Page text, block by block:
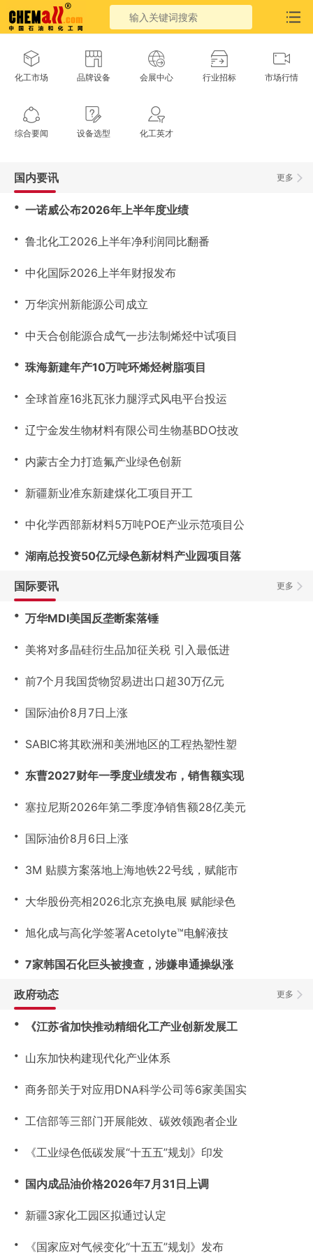
化工市场 品牌设备 会展中心 行业招标 市场行情
综合要闻 设备选型 化工英才
更多
国内要讯
・ 一诺威公布2026年上半年度业绩
・ 鲁北化工2026上半年净利润同比翻番
・ 中化国际2026上半年财报发布
・ 万华滨州新能源公司成立
・ 中天合创能源合成气一步法制烯烃中试项目
・ 珠海新建年产10万吨环烯烃树脂项目
・ 全球首座16兆瓦张力腿浮式风电平台投运
・ 辽宁金发生物材料有限公司生物基BDO技改
・ 内蒙古全力打造氟产业绿色创新
・ 新疆新业准东新建煤化工项目开工
・ 中化学西部新材料5万吨POE产业示范项目公
・ 湖南总投资50亿元绿色新材料产业园项目落
更多
国际要讯
・ 万华MDI美国反垄断案落锤
・ 美将对多晶硅衍生品加征关税 引入最低进
・ 前7个月我国货物贸易进出口超30万亿元
・ 国际油价8月7日上涨
・ SABIC将其欧洲和美洲地区的工程热塑性塑
・ 东曹2027财年一季度业绩发布，销售额实现
・ 塞拉尼斯2026年第二季度净销售额28亿美元
・ 国际油价8月6日上涨
・ 3M 贴膜方案落地上海地铁22号线，赋能市
・ 大华股份亮相2026北京充换电展 赋能绿色
・ 旭化成与高化学签署Acetolyte™电解液技
・ 7家韩国石化巨头被搜查，涉嫌串通操纵涨
更多
政府动态
・ 《江苏省加快推动精细化工产业创新发展工
・ 山东加快构建现代化产业体系
・ 商务部关于对应用DNA科学公司等6家美国实
・ 工信部等三部门开展能效、碳效领跑者企业
・ 《工业绿色低碳发展“十五五”规划》印发
・ 国内成品油价格2026年7月31日上调
・ 新疆3家化工园区拟通过认定
・ 《国家应对气候变化“十五五”规划》发布